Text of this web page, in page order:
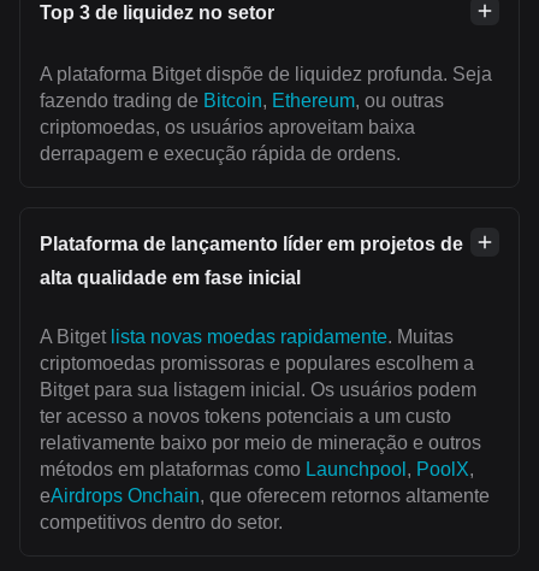
Top 3 de liquidez no setor
A plataforma Bitget dispõe de liquidez profunda. Seja
fazendo trading de Bitcoin, Ethereum, ou outras
criptomoedas, os usuários aproveitam baixa
derrapagem e execução rápida de ordens.
Plataforma de lançamento líder em projetos de
alta qualidade em fase inicial
A Bitget lista novas moedas rapidamente. Muitas
criptomoedas promissoras e populares escolhem a
Bitget para sua listagem inicial. Os usuários podem
ter acesso a novos tokens potenciais a um custo
relativamente baixo por meio de mineração e outros
métodos em plataformas como Launchpool , PoolX,
eAirdrops Onchain, que oferecem retornos altamente
competitivos dentro do setor.